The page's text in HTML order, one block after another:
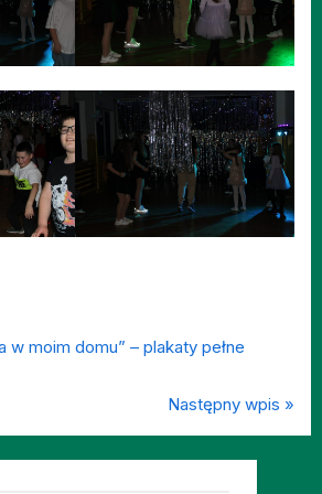
w moim domu” – plakaty pełne
N
e
x
Następny wpis